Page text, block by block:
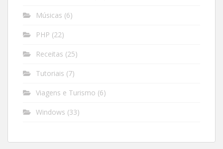
Músicas (6)
PHP (22)
Receitas (25)
Tutoriais (7)
Viagens e Turismo (6)
Windows (33)